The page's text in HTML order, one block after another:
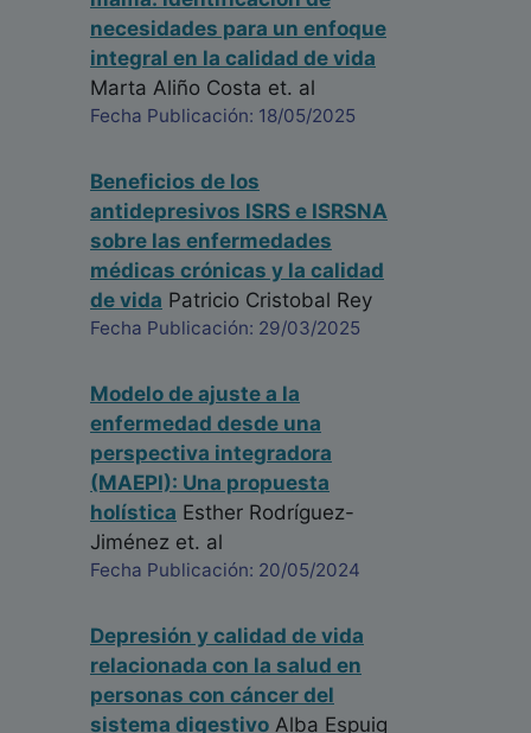
necesidades para un enfoque
integral en la calidad de vida
Marta Aliño Costa et. al
Fecha Publicación: 18/05/2025
Beneficios de los
antidepresivos ISRS e ISRSNA
sobre las enfermedades
médicas crónicas y la calidad
de vida Patricio Cristobal Rey
Fecha Publicación: 29/03/2025
Modelo de ajuste a la
enfermedad desde una
perspectiva integradora
(MAEPI): Una propuesta
holística Esther Rodríguez-
Jiménez et. al
Fecha Publicación: 20/05/2024
Depresión y calidad de vida
relacionada con la salud en
personas con cáncer del
sistema digestivo Alba Espuig